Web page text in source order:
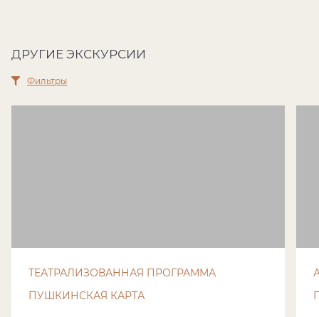
ДРУГИЕ ЭКСКУРСИИ
Фильтры
ТЕАТРАЛИЗОВАННАЯ ПРОГРАММА
ПУШКИНСКАЯ КАРТА